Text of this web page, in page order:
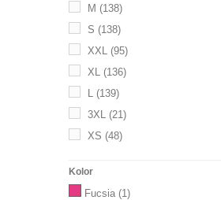
M (138)
S (138)
XXL (95)
XL (136)
L (139)
3XL (21)
XS (48)
Kolor
Fucsia (1)